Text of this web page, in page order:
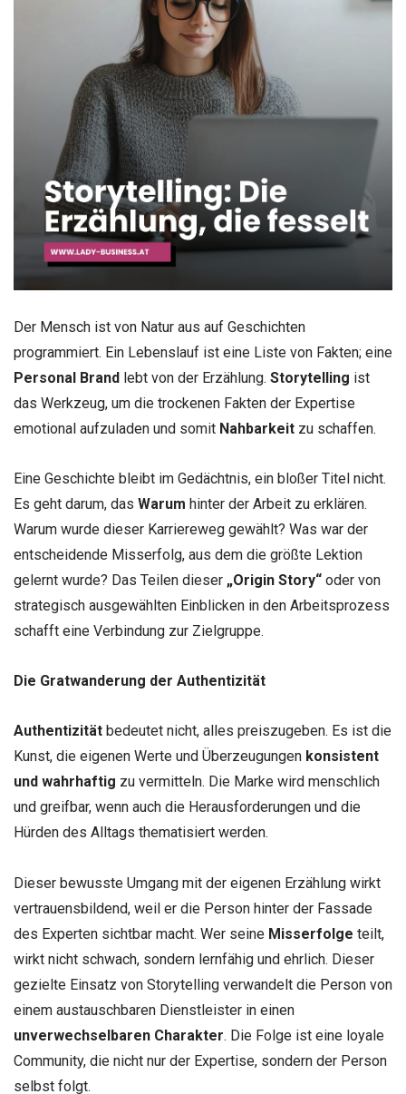
Der Mensch ist von Natur aus auf Geschichten
programmiert. Ein Lebenslauf ist eine Liste von Fakten; eine
Personal Brand lebt von der Erzählung. Storytelling ist
das Werkzeug, um die trockenen Fakten der Expertise
emotional aufzuladen und somit Nahbarkeit zu schaffen.
Eine Geschichte bleibt im Gedächtnis, ein bloßer Titel nicht.
Es geht darum, das Warum hinter der Arbeit zu erklären.
Warum wurde dieser Karriereweg gewählt? Was war der
entscheidende Misserfolg, aus dem die größte Lektion
gelernt wurde? Das Teilen dieser „Origin Story“ oder von
strategisch ausgewählten Einblicken in den Arbeitsprozess
schafft eine Verbindung zur Zielgruppe.
Die Gratwanderung der Authentizität
Authentizität bedeutet nicht, alles preiszugeben. Es ist die
Kunst, die eigenen Werte und Überzeugungen konsistent
und wahrhaftig zu vermitteln. Die Marke wird menschlich
und greifbar, wenn auch die Herausforderungen und die
Hürden des Alltags thematisiert werden.
Dieser bewusste Umgang mit der eigenen Erzählung wirkt
vertrauensbildend, weil er die Person hinter der Fassade
des Experten sichtbar macht. Wer seine Misserfolge teilt,
wirkt nicht schwach, sondern lernfähig und ehrlich. Dieser
gezielte Einsatz von Storytelling verwandelt die Person von
einem austauschbaren Dienstleister in einen
unverwechselbaren Charakter. Die Folge ist eine loyale
Community, die nicht nur der Expertise, sondern der Person
selbst folgt.